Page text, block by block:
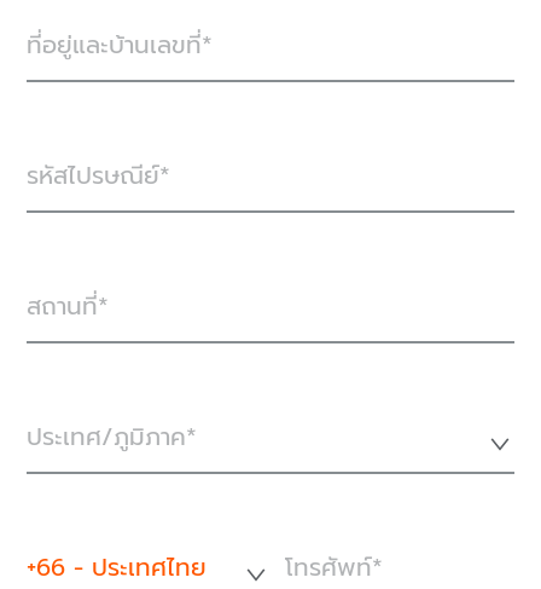
ที่อยู่และบ้านเลขที่
รหัสไปรษณีย์
สถานที่
ประเทศ/ภูมิภาค*
+66 - ประเทศไทย โทรศัพท์